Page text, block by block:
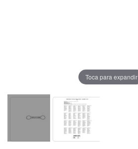
Toca para expandir